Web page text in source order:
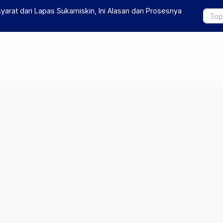
dari Lapas Sukamiskin, Ini Alasan dan Prosesnya Resep